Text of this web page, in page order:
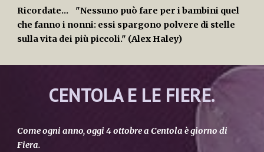
Ricordate... "Nessuno può fare per i bambini quel
che fanno i nonni: essi spargono polvere di stelle
sulla vita dei più piccoli." (Alex Haley)
CENTOLA E LE FIERE.
Come ogni anno, oggi 4 ottobre a Centola è giorno di
Fiera.